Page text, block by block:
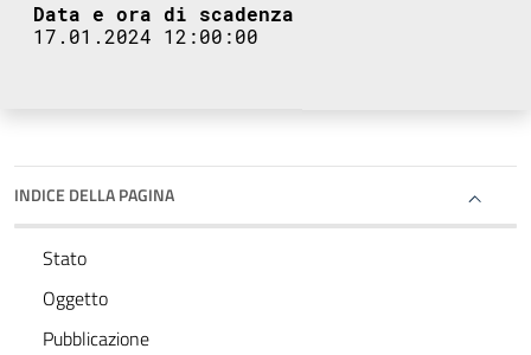
Data e ora di scadenza
17.01.2024 12:00:00
INDICE DELLA PAGINA
Stato
Oggetto
Pubblicazione